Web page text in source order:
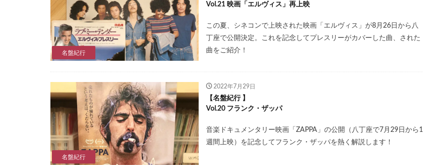
名盤紀行
Vol.21 映画「エルヴィス」再上映
この夏、シネコンで上映された映画「エルヴィス」が8月26日から八
丁座で公開決定。これを記念してプレスリーがカバーした曲、された
曲をご紹介！
名盤紀行
2022年7月29日
【名盤紀行 】
Vol.20 フランク・ザッパ
音楽ドキュメンタリー映画「ZAPPA」の公開（八丁座で7月29日から1
週間上映）を記念してフランク・ザッパを熱く解説します！